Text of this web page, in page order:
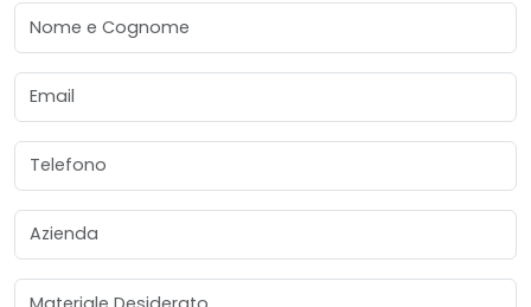
Nome e Cognome
Email
Telefono
Azienda
Materiale Desiderato